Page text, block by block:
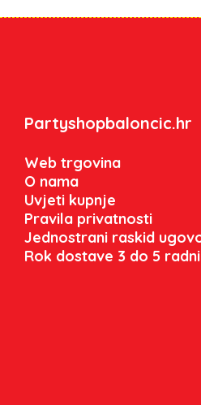
Partyshopbaloncic.hr
Web trgovina
O nama
Uvjeti kupnje
Pravila privatnosti
Jednostrani raskid
Rok dostave 3 do 5